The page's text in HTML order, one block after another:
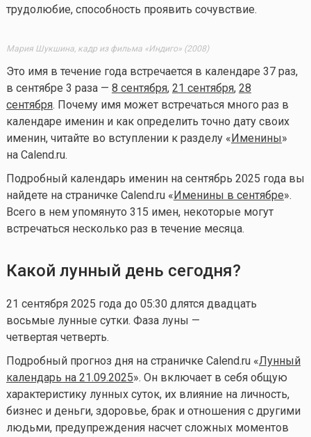
трудолюбие, способность проявить сочувствие.
Мария Шукшина, кадр из фильма «Индиго» (2008)
Это имя в течение года встречается в календаре 37 раз,
в сентябре 3 раза — 8 сентября, 21 сентября, 28
сентября. Почему имя может встречаться много раз в
календаре именин и как определить точно дату своих
именин, читайте во вступлении к разделу « Именины»
на Calend.ru.
Подробный календарь именин на сентябрь 2025 года вы
найдете на страничке Calend.ru « Именины в сентябре».
Всего в нем упомянуто 315 имен, некоторые могут
встречаться несколько раз в течение месяца.
Какой лунный день сегодня?
21 сентября 2025 года до 05:30 длятся двадцать
восьмые лунные сутки. Фаза луны —
четвертая четверть.
Подробный прогноз дня на страничке Calend.ru «Лунный
календарь на 21.09.2025». Он включает в себя общую
характеристику лунных суток, их влияние на личность,
бизнес и деньги, здоровье, брак и отношения с другими
людьми, предупреждения насчет сложных моментов